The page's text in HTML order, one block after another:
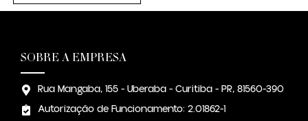
SOBRE A EMPRESA
Rua Mangaba, 155 - Uberaba - Curitiba - PR, 81560-390
Autorização de Funcionamento: 2.01862-1